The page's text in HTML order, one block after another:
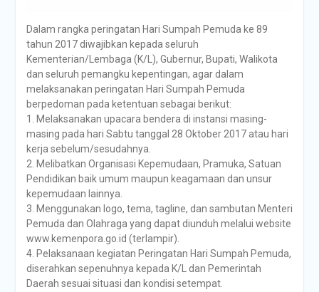
Dalam rangka peringatan Hari Sumpah Pemuda ke 89
tahun 2017 diwajibkan kepada seluruh
Kementerian/Lembaga (K/L), Gubernur, Bupati, Walikota
dan seluruh pemangku kepentingan, agar dalam
melaksanakan peringatan Hari Sumpah Pemuda
berpedoman pada ketentuan sebagai berikut:
1. Melaksanakan upacara bendera di instansi masing-
masing pada hari Sabtu tanggal 28 Oktober 2017 atau hari
kerja sebelum/sesudahnya.
2. Melibatkan Organisasi Kepemudaan, Pramuka, Satuan
Pendidikan baik umum maupun keagamaan dan unsur
kepemudaan lainnya.
3. Menggunakan logo, tema, tagline, dan sambutan Menteri
Pemuda dan Olahraga yang dapat diunduh melalui website
www.kemenpora.go.id (terlampir).
4. Pelaksanaan kegiatan Peringatan Hari Sumpah Pemuda,
diserahkan sepenuhnya kepada K/L dan Pemerintah
Daerah sesuai situasi dan kondisi setempat.